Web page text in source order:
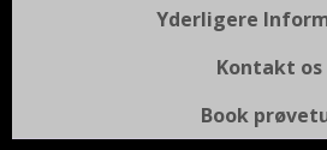
Yderligere
Kontakt os
Book